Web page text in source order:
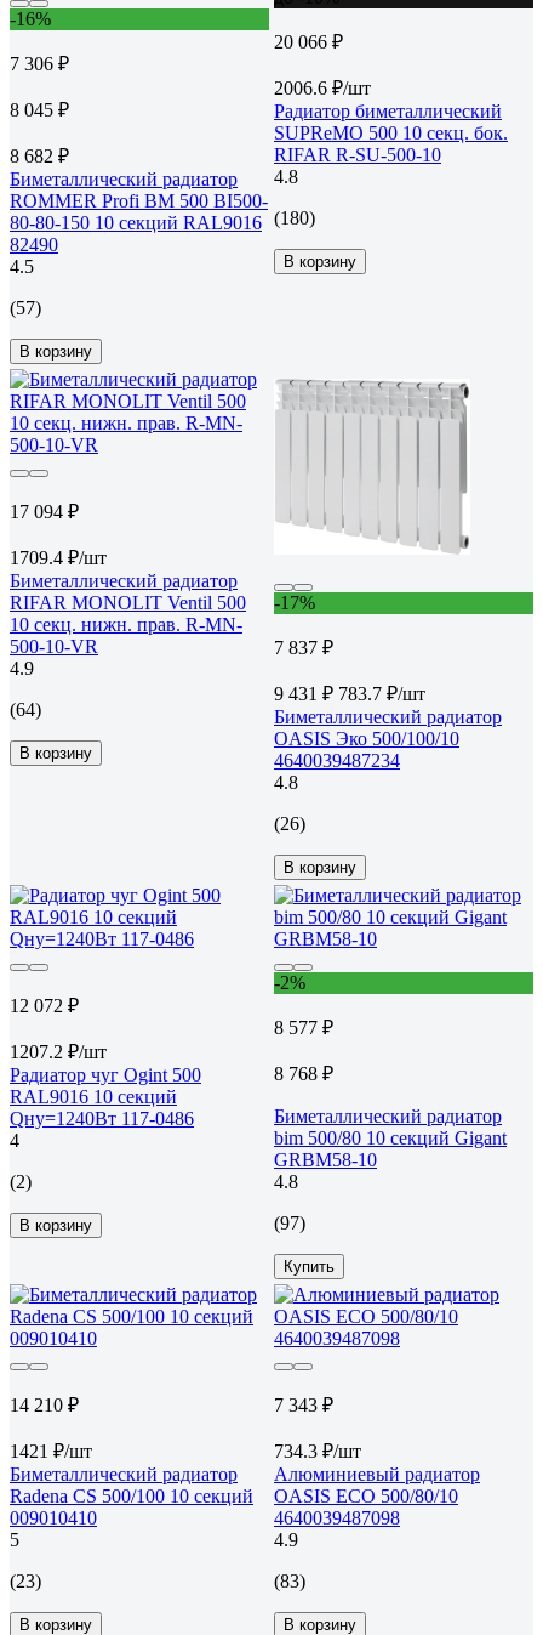
-16%
7 306 ₽
8 045 ₽
8 682 ₽
Биметаллический радиатор
ROMMER Profi BM 500 BI500-
80-80-150 10 секций RAL9016
82490
4.5
(57)
В корзину
20 066 ₽
2006.6 ₽/шт
Радиатор биметаллический
SUPReMO 500 10 секц. бок.
RIFAR R-SU-500-10
4.8
(180)
В корзину
17 094 ₽
1709.4 ₽/шт
Биметаллический радиатор
RIFAR MONOLIT Ventil 500
10 секц. нижн. прав. R-MN-
500-10-VR
4.9
(64)
В корзину
-17%
7 837 ₽
9 431 ₽ 783.7 ₽/шт
Биметаллический радиатор
OASIS Эко 500/100/10
4640039487234
4.8
(26)
В корзину
12 072 ₽
1207.2 ₽/шт
Радиатор чуг Ogint 500
RAL9016 10 секций
Qну=1240Вт 117-0486
4
(2)
В корзину
-2%
8 577 ₽
8 768 ₽
Биметаллический радиатор
bim 500/80 10 секций Gigant
GRBM58-10
4.8
(97)
Купить
14 210 ₽
1421 ₽/шт
Биметаллический радиатор
Radena CS 500/100 10 секций
009010410
5
(23)
В корзину
7 343 ₽
734.3 ₽/шт
Алюминиевый радиатор
OASIS ECO 500/80/10
4640039487098
4.9
(83)
В корзину